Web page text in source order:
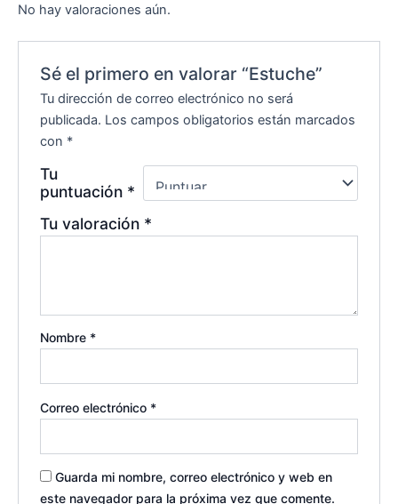
No hay valoraciones aún.
Sé el primero en valorar “Estuche”
Tu dirección de correo electrónico no será
publicada. Los campos obligatorios están marcados
con *
Tu
puntuación *
Tu valoración *
Nombre *
Correo electrónico *
Guarda mi nombre, correo electrónico y web en
este navegador para la próxima vez que comente.